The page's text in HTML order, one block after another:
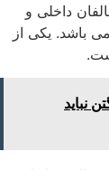
داخلی و
باشد. یکی از
نباید